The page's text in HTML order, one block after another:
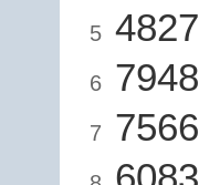
5 4827
6 7948
7 7566